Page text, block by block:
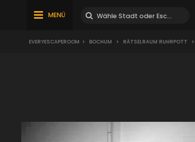
MENÜ
EVERYESCAPEROOM > BOCHUM > RÄTSELRAUM RUHRPOTT >